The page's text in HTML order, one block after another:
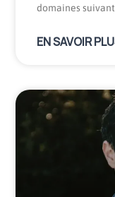
domaines
EN SAVOIR